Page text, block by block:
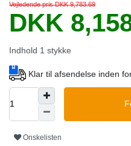
Vejledende pris DKK 9,783.69
DKK
Indhold 1 stykke
Klar til afsendelse inden
Onskelisten